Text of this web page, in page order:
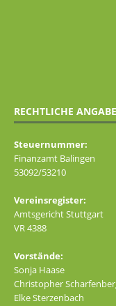
RECHTLICHE
Steuernummer:
Finanzamt Balingen
53092/53210
Vereinsregister:
Amtsgericht Stuttgart
VR 4388
Vorstände:
Sonja Haase
Christopher
Elke Sterzenbach